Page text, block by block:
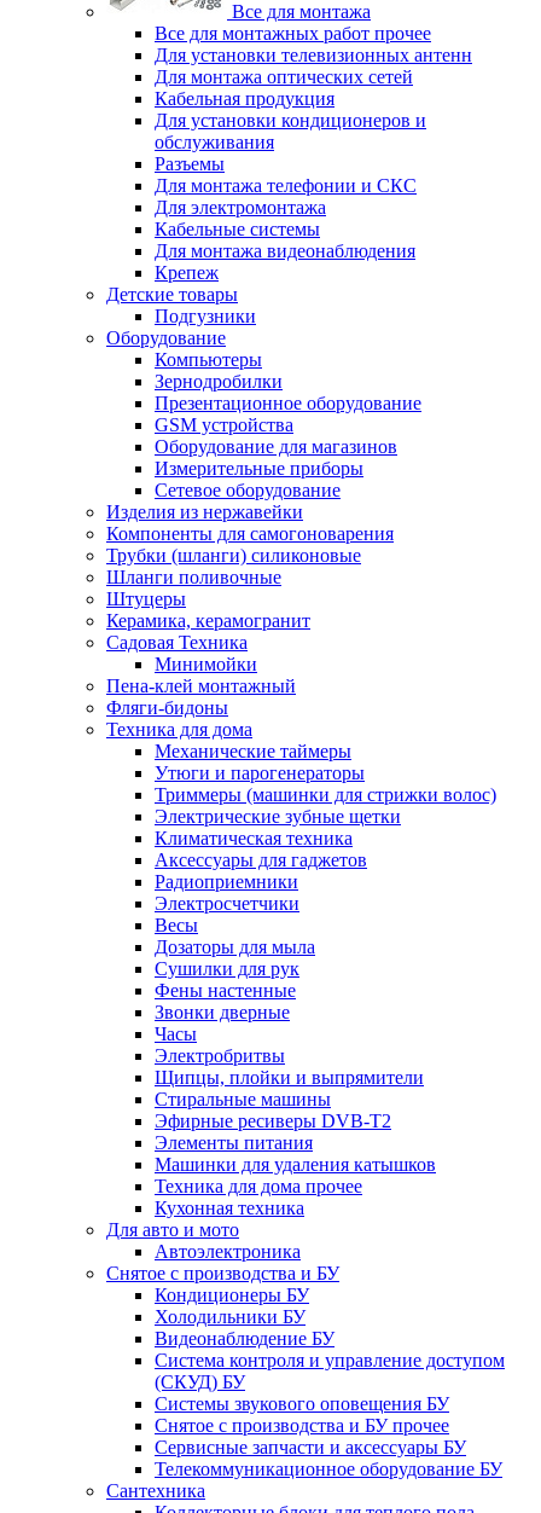
Все для монтажа
Все для монтажных работ прочее
Для установки телевизионных антенн
Для монтажа оптических сетей
Кабельная продукция
Для установки кондиционеров и
обслуживания
Разъемы
Для монтажа телефонии и СКС
Для электромонтажа
Кабельные системы
Для монтажа видеонаблюдения
Крепеж
Детские товары
Подгузники
Оборудование
Компьютеры
Зернодробилки
Презентационное оборудование
GSM устройства
Оборудование для магазинов
Измерительные приборы
Сетевое оборудование
Изделия из нержавейки
Компоненты для самогоноварения
Трубки (шланги) силиконовые
Шланги поливочные
Штуцеры
Керамика, керамогранит
Садовая Техника
Минимойки
Пена-клей монтажный
Фляги-бидоны
Техника для дома
Механические таймеры
Утюги и парогенераторы
Триммеры (машинки для стрижки волос)
Электрические зубные щетки
Климатическая техника
Аксессуары для гаджетов
Радиоприемники
Электросчетчики
Весы
Дозаторы для мыла
Сушилки для рук
Фены настенные
Звонки дверные
Часы
Электробритвы
Щипцы, плойки и выпрямители
Стиральные машины
Эфирные ресиверы DVB-T2
Элементы питания
Машинки для удаления катышков
Техника для дома прочее
Кухонная техника
Для авто и мото
Автоэлектроника
Снятое с производства и БУ
Кондиционеры БУ
Холодильники БУ
Видеонаблюдение БУ
Система контроля и управление доступом
(СКУД) БУ
Системы звукового оповещения БУ
Снятое с производства и БУ прочее
Сервисные запчасти и аксессуары БУ
Телекоммуникационное оборудование БУ
Сантехника